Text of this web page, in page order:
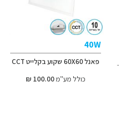
40W
פאנל 60X60 שקוע בקלייט CCT
כולל מע"מ100.00 ₪